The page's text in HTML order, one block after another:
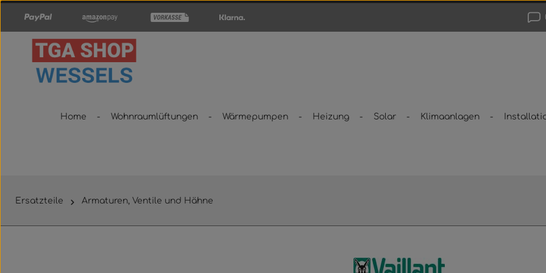
Hauptinhalt springen
Zur Hauptnavigation springen
Home Wohnraumlüftungen Wärmepumpen Heizung Solar Klimaanlagen
Ersatzteile Armaturen, Ventile und Hähne